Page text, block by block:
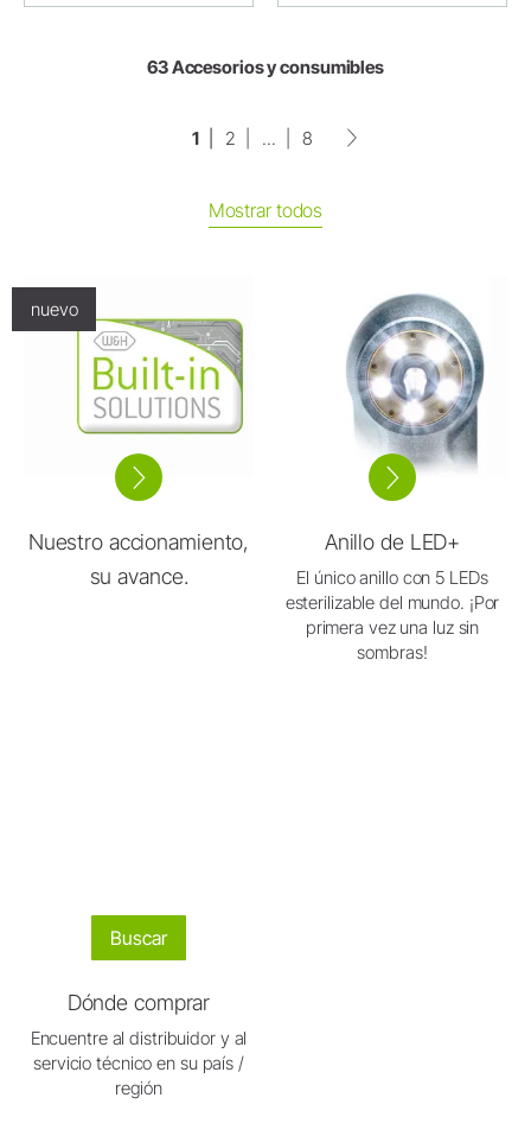
63 Accesorios y consumibles
1 2 ... 8
Mostrar todos
nuevo
Nuestro accionamiento,
su avance.
Anillo de LED+
El único anillo con 5 LEDs
esterilizable del mundo. ¡Por
primera vez una luz sin
sombras!
Buscar
Dónde comprar
Encuentre al distribuidor y al
servicio técnico en su país /
región